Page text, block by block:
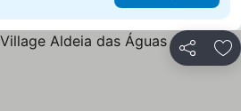
Partilhar